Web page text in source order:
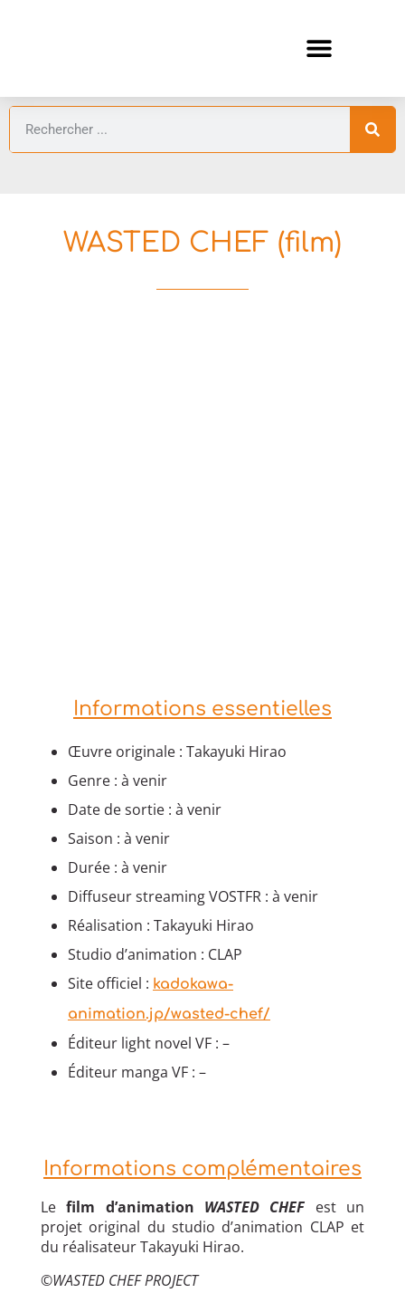
WASTED CHEF (film)
Informations essentielles
Œuvre originale : Takayuki Hirao
Genre : à venir
Date de sortie : à venir
Saison : à venir
Durée : à venir
Diffuseur streaming VOSTFR : à venir
Réalisation : Takayuki Hirao
Studio d’animation : CLAP
Site officiel : kadokawa-
animation.jp/wasted-chef/
Éditeur light novel VF : –
Éditeur manga VF : –
Informations complémentaires
Lefilm d’animation WASTED CHEF est un
projet original du studio d’animation CLAP et
du réalisateur Takayuki Hirao.
©WASTED CHEF PROJECT